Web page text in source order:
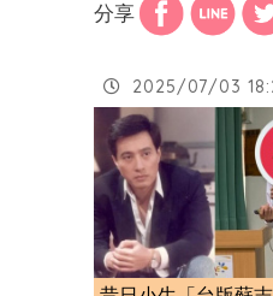
分享
2025/07/03